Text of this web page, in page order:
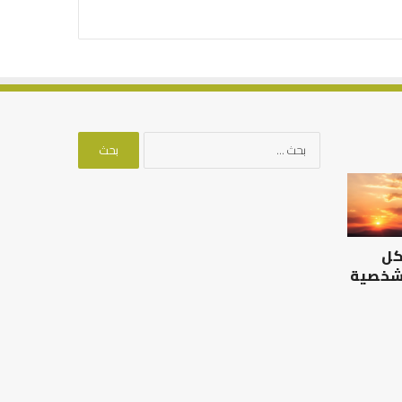
الرصيد
التربوي
والطفولة
المبكرة
..
كيف
شخصية
البحث